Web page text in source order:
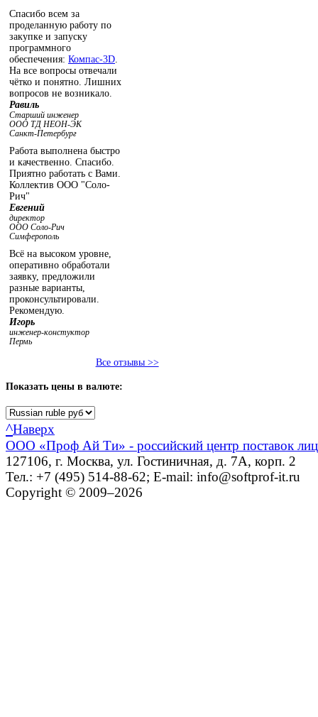
Спасибо всем за
проделанную работу по
закупке и запуску
программного
обеспечения: Компас-3D
На все вопросы отвечали
чётко и понятно. Лишних
вопросов не возникало.
Равиль
Старший инженер
ООО ТД НЕОН-ЭК
Санкт-Петербург
Работа выполнена быстро
и качественно. Спасибо.
Приятно работать с Вами.
Коллектив ООО "Соло-
Рич"
Евгений
директор
ООО Соло-Рич
Симферополь
Всё на высоком уровне,
оперативно обработали
заявку, предложили
разные варианты,
проконсультировали.
Рекомендую.
Игорь
инженер-констуктор
Пермь
Все отзывы >>
Показать цены в валюте:
^Наверх
ООО «Проф Ай Ти» - российский центр поставок
127106, г. Москва, ул. Гостиничная, д. 7А, корп. 2
Тел.: +7 (495) 514-88-62; E-mail: info@softprof-it.ru
Copyright © 2009–2026